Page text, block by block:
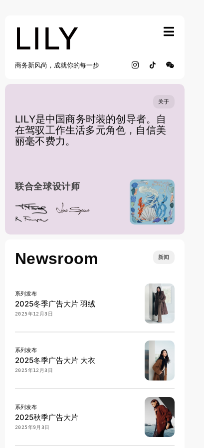
content
商务新风尚，成就你的每一步
关于
LILY是中国商务时装的创导者。自
在驾驭工作生活多元角色，自信美
丽毫不费力。
联合全球设计师
Newsroom 新闻
系列发布
2025冬季广告大片 羽绒
2025年12月3日
系列发布
2025冬季广告大片 大衣
2025年12月3日
系列发布
2025秋季广告大片
2025年9月3日